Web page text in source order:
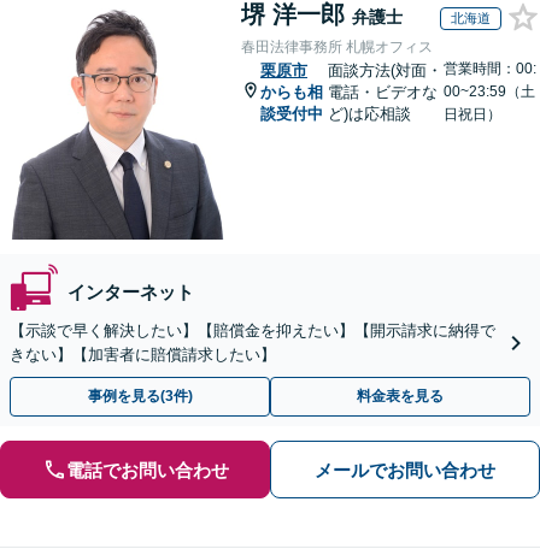
堺 洋一郎 弁護士 北海道
春田法律事務所 札幌オフィス
栗原市
からも相
談受付中
面談方法(対面・
電話・ビデオな
ど)は応相談
営業時間：00:
00~23:59（土
日祝日）
インターネット
【示談で早く解決したい】【賠償金を抑えたい】【開示請求に納得で
きない】【加害者に賠償請求したい】
事例を見る(3件) 料金表を見る
電話でお問い合わせ メールでお問い合わせ